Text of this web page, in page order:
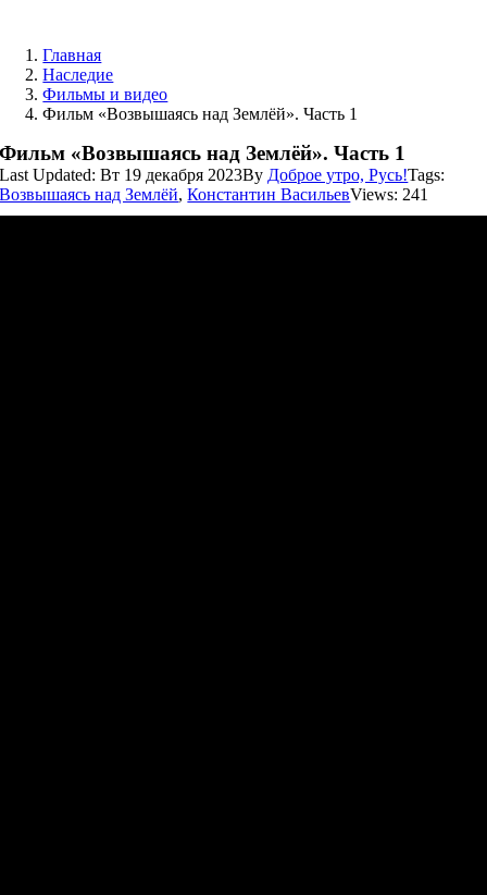
contentГлавная
Наследие
Фильмы и видео
Фильм «Возвышаясь над Землёй». Часть 1
Фильм «Возвышаясь над Землёй». Часть 1
Last Updated: Вт 19 декабря 2023By Доброе утро, Русь!Tags:
Возвышаясь над Землёй,Константин ВасильевViews: 241